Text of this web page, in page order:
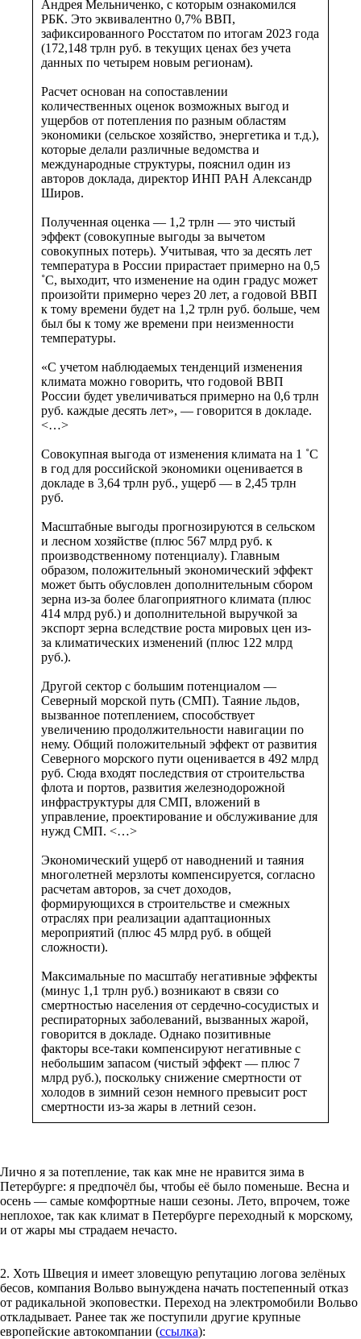
Андрея Мельниченко, с которым ознакомился
РБК. Это эквивалентно 0,7% ВВП,
зафиксированного Росстатом по итогам 2023 года
(172,148 трлн руб. в текущих ценах без учета
данных по четырем новым регионам).
Расчет основан на сопоставлении
количественных оценок возможных выгод и
ущербов от потепления по разным областям
экономики (сельское хозяйство, энергетика и т.д.),
которые делали различные ведомства и
международные структуры, пояснил один из
авторов доклада, директор ИНП РАН Александр
Широв.
Полученная оценка — 1,2 трлн — это чистый
эффект (совокупные выгоды за вычетом
совокупных потерь). Учитывая, что за десять лет
температура в России прирастает примерно на 0,5
˚С, выходит, что изменение на один градус может
произойти примерно через 20 лет, а годовой ВВП
к тому времени будет на 1,2 трлн руб. больше, чем
был бы к тому же времени при неизменности
температуры.
«С учетом наблюдаемых тенденций изменения
климата можно говорить, что годовой ВВП
России будет увеличиваться примерно на 0,6 трлн
руб. каждые десять лет», — говорится в докладе.
<…>
Совокупная выгода от изменения климата на 1 ˚С
в год для российской экономики оценивается в
докладе в 3,64 трлн руб., ущерб — в 2,45 трлн
руб.
Масштабные выгоды прогнозируются в сельском
и лесном хозяйстве (плюс 567 млрд руб. к
производственному потенциалу). Главным
образом, положительный экономический эффект
может быть обусловлен дополнительным сбором
зерна из-за более благоприятного климата (плюс
414 млрд руб.) и дополнительной выручкой за
экспорт зерна вследствие роста мировых цен из-
за климатических изменений (плюс 122 млрд
руб.).
Другой сектор с большим потенциалом —
Северный морской путь (СМП). Таяние льдов,
вызванное потеплением, способствует
увеличению продолжительности навигации по
нему. Общий положительный эффект от развития
Северного морского пути оценивается в 492 млрд
руб. Сюда входят последствия от строительства
флота и портов, развития железнодорожной
инфраструктуры для СМП, вложений в
управление, проектирование и обслуживание для
нужд СМП. <…>
Экономический ущерб от наводнений и таяния
многолетней мерзлоты компенсируется, согласно
расчетам авторов, за счет доходов,
формирующихся в строительстве и смежных
отраслях при реализации адаптационных
мероприятий (плюс 45 млрд руб. в общей
сложности).
Максимальные по масштабу негативные эффекты
(минус 1,1 трлн руб.) возникают в связи со
смертностью населения от сердечно-сосудистых и
респираторных заболеваний, вызванных жарой,
говорится в докладе. Однако позитивные
факторы все-таки компенсируют негативные с
небольшим запасом (чистый эффект — плюс 7
млрд руб.), поскольку снижение смертности от
холодов в зимний сезон немного превысит рост
смертности из-за жары в летний сезон.
Лично я за потепление, так как мне не нравится зима в
Петербурге: я предпочёл бы, чтобы её было поменьше. Весна и
осень — самые комфортные наши сезоны. Лето, впрочем, тоже
неплохое, так как климат в Петербурге переходный к морскому,
и от жары мы страдаем нечасто.
2. Хоть Швеция и имеет зловещую репутацию логова зелёных
бесов, компания Вольво вынуждена начать постепенный отказ
от радикальной экоповестки. Переход на электромобили Вольво
откладывает. Ранее так же поступили другие крупные
европейские автокомпании (ссылка):